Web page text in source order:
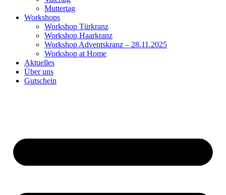
Muttertag
Workshops
Workshop Türkranz
Workshop Haarkranz
Workshop Adventskranz – 28.11.2025
Workshop at Home
Aktuelles
Über uns
Gutschein